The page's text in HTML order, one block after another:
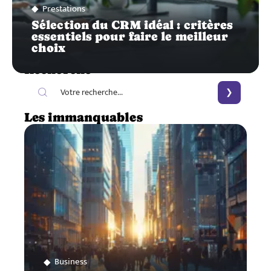
Prestations
Sélection du CRM idéal : critères
essentiels pour faire le meilleur
choix
Recherche
Les immanquables
Business